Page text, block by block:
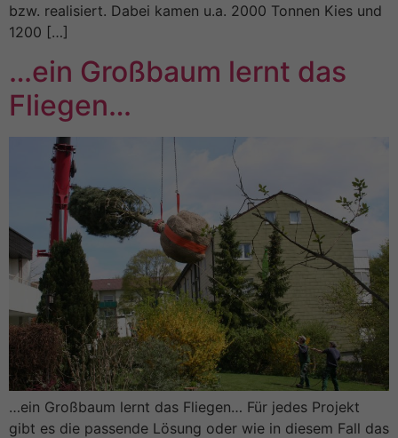
bzw. realisiert. Dabei kamen u.a. 2000 Tonnen Kies und
1200 […]
…ein Großbaum lernt das
Fliegen…
…ein Großbaum lernt das Fliegen… Für jedes Projekt
gibt es die passende Lösung oder wie in diesem Fall das